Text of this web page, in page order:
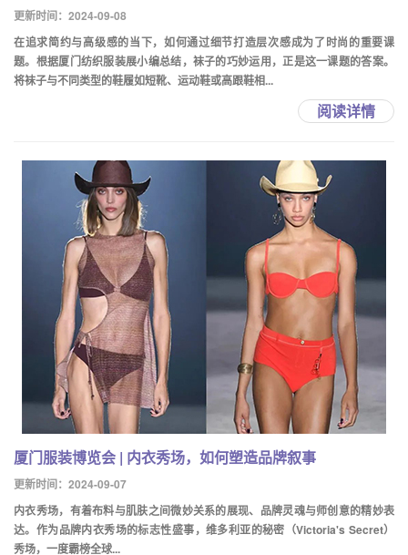
更新时间：2024-09-08
在追求简约与高级感的当下，如何通过细节打造层次感成为了时尚的重要课
题。根据厦门纺织服装展小编总结，袜子的巧妙运用，正是这一课题的答案。
将袜子与不同类型的鞋履如短靴、运动鞋或高跟鞋相...
阅读详情
厦门服装博览会 | 内衣秀场，如何塑造品牌叙事
更新时间：2024-09-07
内衣秀场，有着布料与肌肤之间微妙关系的展现、品牌灵魂与师创意的精妙表
达。作为品牌内衣秀场的标志性盛事，维多利亚的秘密（Victoria's Secret）
秀场，一度霸榜全球...